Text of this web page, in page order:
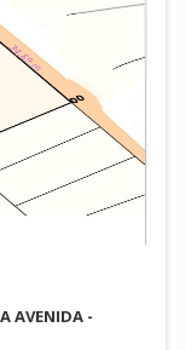
AVENIDA -